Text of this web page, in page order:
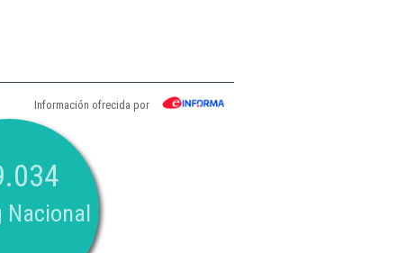
Información ofrecida por
Nacional